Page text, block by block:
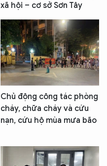
xã hội – cơ sở Sơn Tây
Chủ động công tác phòng
cháy, chữa cháy và cứu
nạn, cứu hộ mùa mưa bão